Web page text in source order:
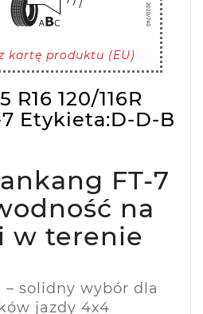
kartę produktu (EU)
R16 120/116R
Etykieta:D-D-B
FT-7
na
w terenie
– solidny wybór dla
jazdy 4x4